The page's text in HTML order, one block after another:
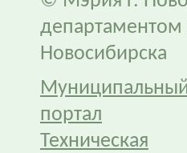
департаментом
Новосибирска
портал
Техническая